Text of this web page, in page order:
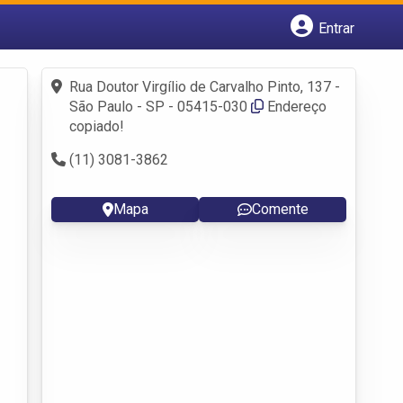
Entrar
Fazer login
Criar conta
Rua Doutor Virgílio de Carvalho Pinto, 137 -
São Paulo - SP - 05415-030
Endereço
copiado!
(11) 3081-3862
Mapa Comente